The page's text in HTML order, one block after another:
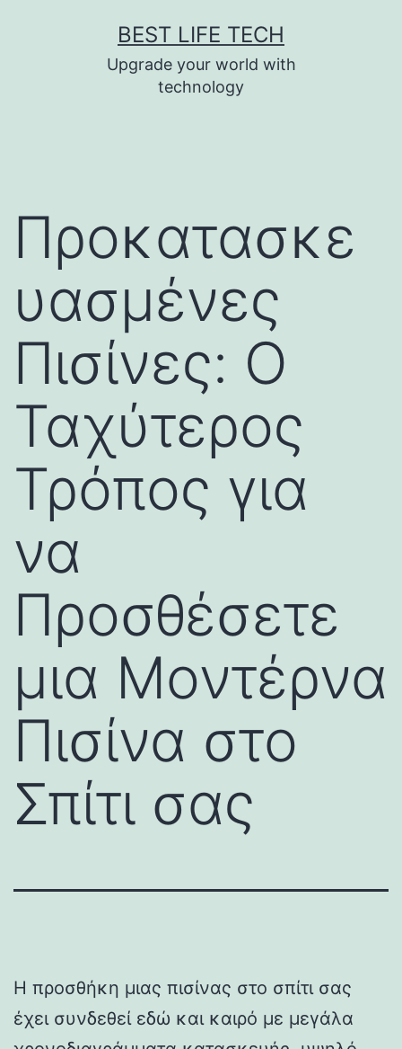
BEST LIFE TECH
Upgrade your world with
technology
Προκατασκε
υασμένες
Πισίνες: Ο
Ταχύτερος
Τρόπος για
να
Προσθέσετε
μια Μοντέρνα
Πισίνα στο
Σπίτι σας
Η προσθήκη μιας πισίνας στο σπίτι σας
έχει συνδεθεί εδώ και καιρό με μεγάλα